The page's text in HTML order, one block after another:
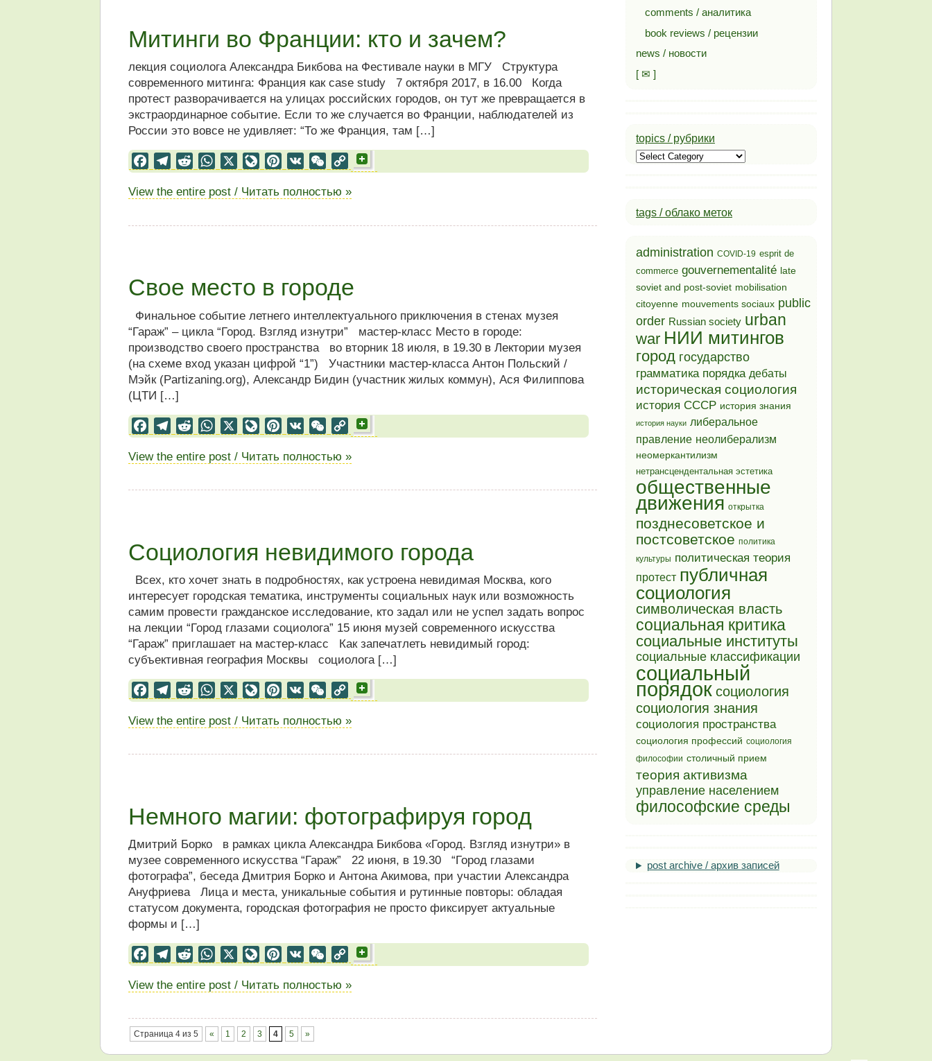
Митинги во Франции: кто и зачем?
лекция социолога Александра Бикбова на Фестивале науки в МГУ Структура
современного митинга: Франция как case study 7 октября 2017, в 16.00 Когда
протест разворачивается на улицах российских городов, он тут же превращается в
экстраординарное событие. Если то же случается во Франции, наблюдателей из
России это вовсе не удивляет: “То же Франция, там […]
FacebookTelegramRedditWhatsApp LiveJournal
Pinterest
VK WeChat
Copy
View the entire post / Читать полностью »
Свое место в городе
Финальное событие летнего интеллектуального приключения в стенах музея
“Гараж” – цикла “Город. Взгляд изнутри” мастер-класс Место в городе:
производство своего пространства во вторник 18 июля, в 19.30 в Лектории музея
(на схеме вход указан цифрой “1”) Участники мастер-класса Антон Польский /
Мэйк (Partizaning.org), Александр Бидин (участник жилых коммун), Ася Филиппова
(ЦТИ […]
FacebookTelegramRedditWhatsApp LiveJournal
Pinterest
VK WeChat
Copy
View the entire post / Читать полностью »
Социология невидимого города
Всех, кто хочет знать в подробностях, как устроена невидимая Москва, кого
интересует городская тематика, инструменты социальных наук или возможность
самим провести гражданское исследование, кто задал или не успел задать вопрос
на лекции “Город глазами социолога” 15 июня музей современного искусства
“Гараж” приглашает на мастер-класс Как запечатлеть невидимый город:
субъективная география Москвы социолога […]
FacebookTelegramRedditWhatsApp LiveJournal
Pinterest
VK WeChat
Copy
View the entire post / Читать полностью »
Немного магии: фотографируя город
Дмитрий Борко в рамках цикла Александра Бикбова «Город. Взгляд изнутри» в
музее современного искусства “Гараж” 22 июня, в 19.30 “Город глазами
фотографа”, беседа Дмитрия Борко и Антона Акимова, при участии Александра
Ануфриева Лица и места, уникальные события и рутинные повторы: обладая
статусом документа, городская фотография не просто фиксирует актуальные
формы и […]
FacebookTelegramRedditWhatsApp LiveJournal
Pinterest
VK WeChat
Copy
View the entire post / Читать полностью »
Страница 4 из 5 « 1 2 3 4 5 »
comments / аналитика
book reviews / рецензии
news / новости
[ ✉ ]
topics / рубрики
topics
/
tags / облако меток
administration COVID-19 esprit de
commerce gouvernementalité late
soviet and post-soviet mobilisation
citoyenne mouvements sociaux public
order Russian society urban
war НИИ митингов
город государство
грамматика порядка дебаты
историческая социология
история СССР история знания
история науки либеральное
правление неолиберализм
неомеркантилизм
нетрансцендентальная эстетика
общественные
движения открытка
позднесоветское и
постсоветское политика
культуры политическая теория
протест публичная
социология
символическая власть
социальная критика
социальные институты
социальные классификации
социальный
порядок социология
социология знания
социология пространства
социология профессий социология
философии столичный прием
теория активизма
управление населением
философские среды
post archive / архив записей